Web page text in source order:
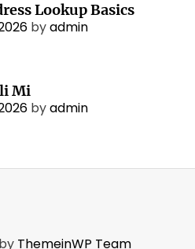
Lookup Basics
byadmin
Mi
byadmin
ThemeinWP Team